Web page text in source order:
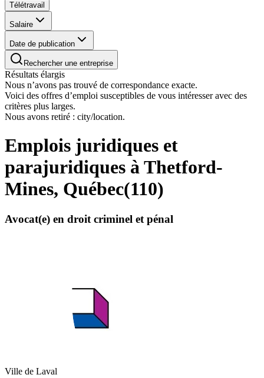
Télétravail
Salaire
Date de publication
Rechercher une entreprise
Résultats élargis
Nous n’avons pas trouvé de correspondance exacte.
Voici des offres d’emploi susceptibles de vous intéresser avec des
critères plus larges.
Nous avons retiré : city/location.
Emplois juridiques et
parajuridiques à Thetford-
Mines, Québec(110)
Avocat(e) en droit criminel et pénal
Ville de Laval